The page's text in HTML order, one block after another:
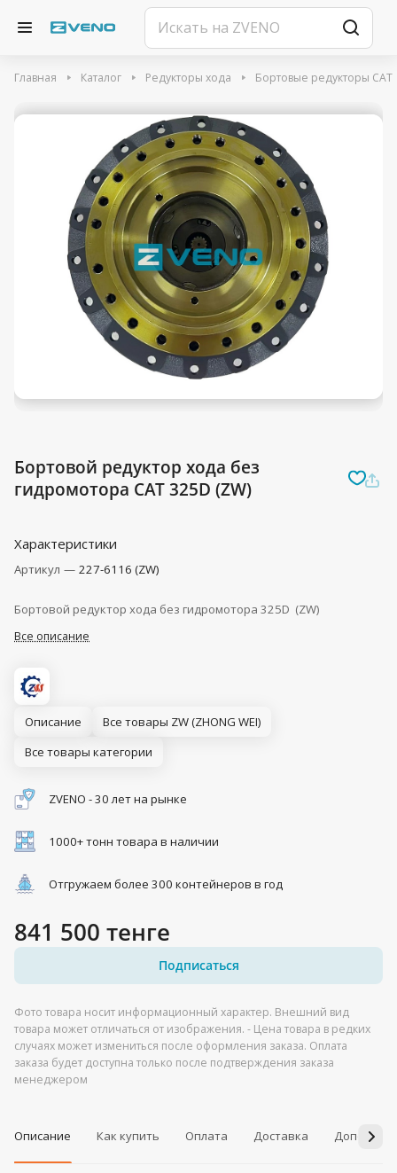
Главная Каталог Редукторы хода Бортовые редукторы CAT
Бортовой редуктор хода без
гидромотора CAT 325D (ZW)
Характеристики
Артикул — 227-6116 (ZW)
Бортовой редуктор хода без гидромотора 325D (ZW)
Все описание
Описание
Все товары ZW (ZHONG WEI)
Все товары категории
ZVENO - 30 лет на рынке
1000+ тонн товара в наличии
Отгружаем более 300 контейнеров в год
841 500 тенге
Подписаться
Фото товара носит информационный характер. Внешний вид
товара может отличаться от изображения. - Цена товара в редких
случаях может измениться после оформления заказа. Оплата
заказа будет доступна только после подтверждения заказа
менеджером
Описание Как купить Оплата Доставка